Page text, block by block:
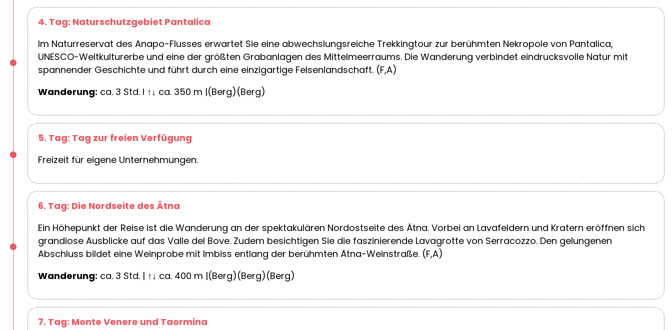
4. Tag: Naturschutzgebiet Pantalica
Im Naturreservat des Anapo-Flusses erwartet Sie eine abwechslungsreiche Trekkingtour zur berühmten Nekropole von Pantalica,
UNESCO-Weltkulturerbe und eine der größten Grabanlagen des Mittelmeerraums. Die Wanderung verbindet eindrucksvolle Natur mit
spannender Geschichte und führt durch eine einzigartige Felsenlandschaft. (F,A)
Wanderung: ca. 3 Std. I ↑↓ ca. 350 m |(Berg)(Berg)
5. Tag: Tag zur freien Verfügung
Freizeit für eigene Unternehmungen.
6. Tag: Die Nordseite des Ätna
Ein Höhepunkt der Reise ist die Wanderung an der spektakulären Nordostseite des Ätna. Vorbei an Lavafeldern und Kratern eröffnen sich
grandiose Ausblicke auf das Valle del Bove. Zudem besichtigen Sie die faszinierende Lavagrotte von Serracozzo. Den gelungenen
Abschluss bildet eine Weinprobe mit Imbiss entlang der berühmten Ätna-Weinstraße. (F,A)
Wanderung: ca. 3 Std. | ↑↓ ca. 400 m |(Berg)(Berg)(Berg)
7. Tag: Monte Venere und Taormina